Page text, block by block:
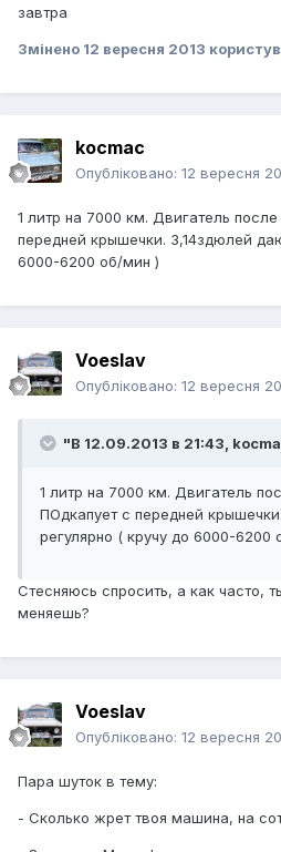
завтра
Змінено 12 вересня 2013
kocmac
Опубліковано: 12 вересня
1 литр на 7000 км. Двигатель
передней крышечки. 3,14здюлей
6000-6200 об/мин )
Voeslav
Опубліковано: 12 вересня
"В 12.09.2013 в 21:43,
1 литр на 7000 км. Двигатель
ПОдкапует с передней
регулярно ( кручу до 6000-6200
Стесняюсь спросить, а как часто,
меняешь?
Voeslav
Опубліковано: 12 вересня
Пара шуток в тему:
- Сколько жрет твоя машина, на